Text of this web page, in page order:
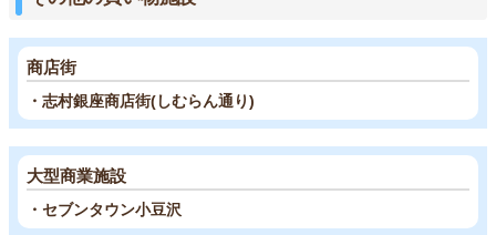
商店街
・志村銀座商店街(しむらん通り)
大型商業施設
・セブンタウン小豆沢